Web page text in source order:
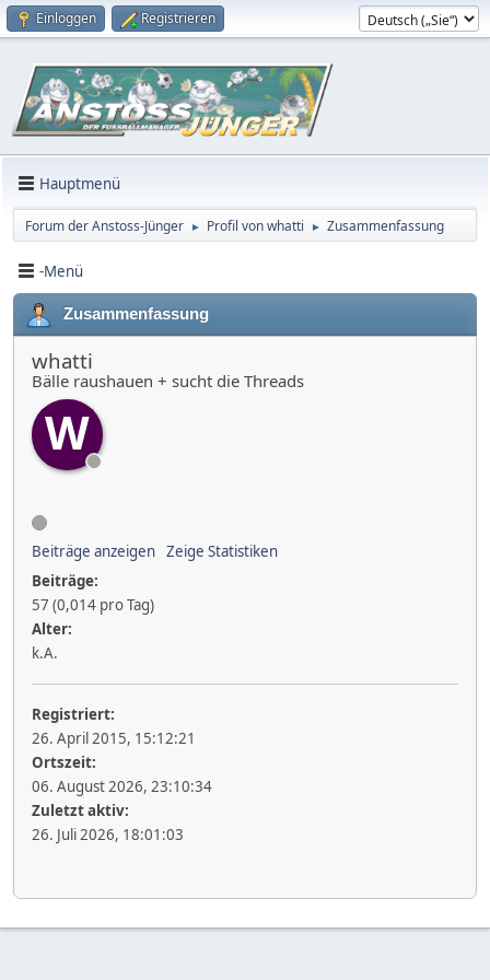
Einloggen Registrieren
Hauptmenü
Forum der Anstoss-Jünger ► Profil von whatti ► Zusammenfassung
-Menü
Zusammenfassung
whatti
Bälle raushauen + sucht die Threads
W
Beiträge anzeigen Zeige Statistiken
Beiträge:
57 (0,014 pro Tag)
Alter:
k.A.
Registriert:
26. April 2015, 15:12:21
Ortszeit:
06. August 2026, 23:10:34
Zuletzt aktiv:
26. Juli 2026, 18:01:03